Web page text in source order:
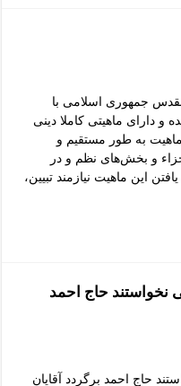
مقدس جمهوری اسلامی با
و دارای ماهیتی کاملا دینی
به طور مستقیم و
و بخش‌های نظم و در
این ماهیت نیازمند تبیین،
حاج احمد
حاج احمد برگردد آقایان